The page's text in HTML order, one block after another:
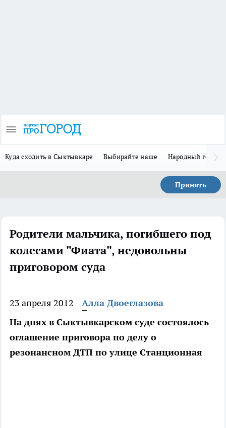
Куда сходить в Сыктывкаре Выбирайте наше Народный герой
Принять
Родители мальчика, погибшего под
колесами "Фиата", недовольны
приговором суда
23 апреля 2012
Алла Двоеглазова
На днях в Сыктывкарском суде состоялось
оглашение приговора по делу о
резонансном ДТП по улице Станционная